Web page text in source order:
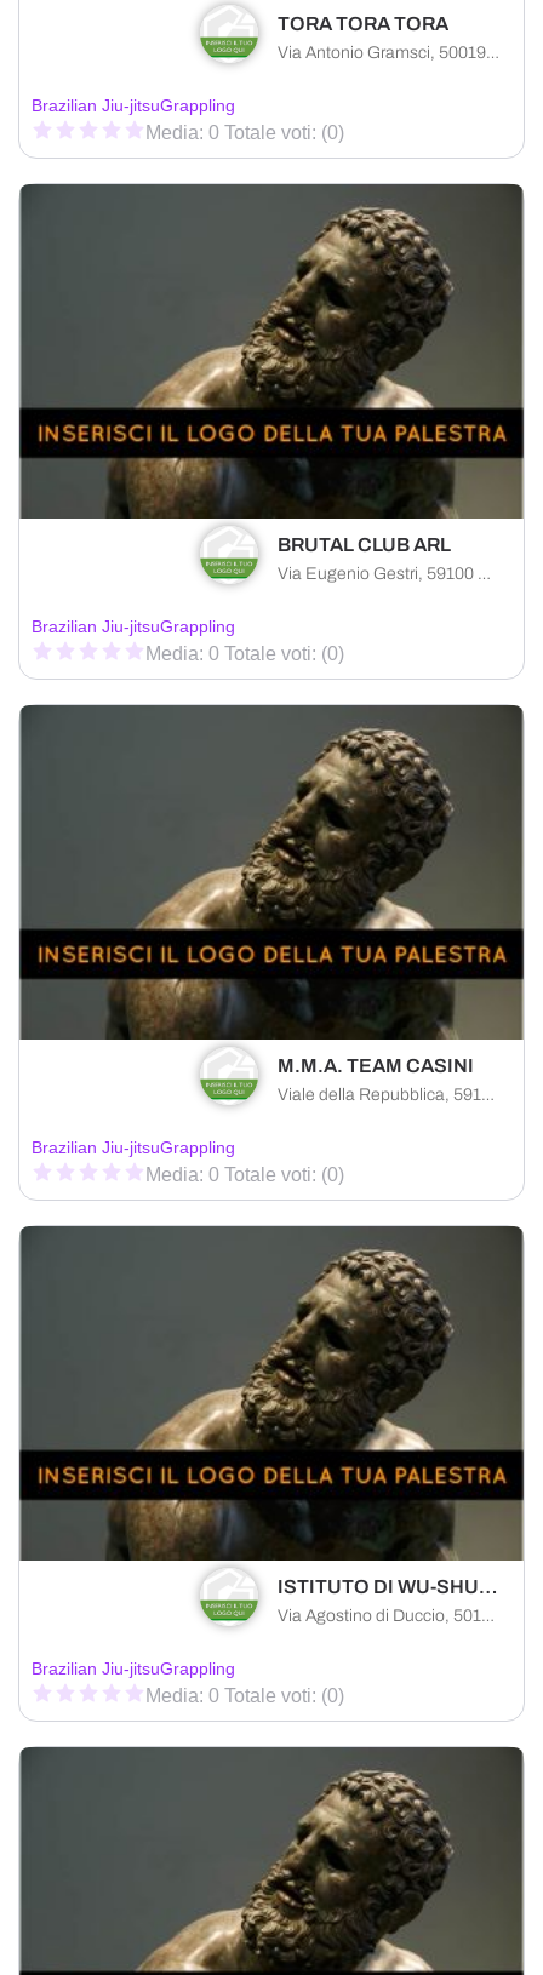
TORA TORA TORA
Via Antonio Gramsci, 50019 Sesto Fiorentino FI, Italia
Brazilian Jiu-jitsuGrappling
Media: 0 Totale voti: (0)
BRUTAL CLUB ARL
Via Eugenio Gestri, 59100 Prato PO, Italia
Brazilian Jiu-jitsuGrappling
Media: 0 Totale voti: (0)
M.M.A. TEAM CASINI
Viale della Repubblica, 59100 Prato PO, Italia
Brazilian Jiu-jitsuGrappling
Media: 0 Totale voti: (0)
ISTITUTO DI WU-SHU DELLA CITTA' DI FIRENZE
Via Agostino di Duccio, 50142 Florence FI, Italia
Brazilian Jiu-jitsuGrappling
Media: 0 Totale voti: (0)